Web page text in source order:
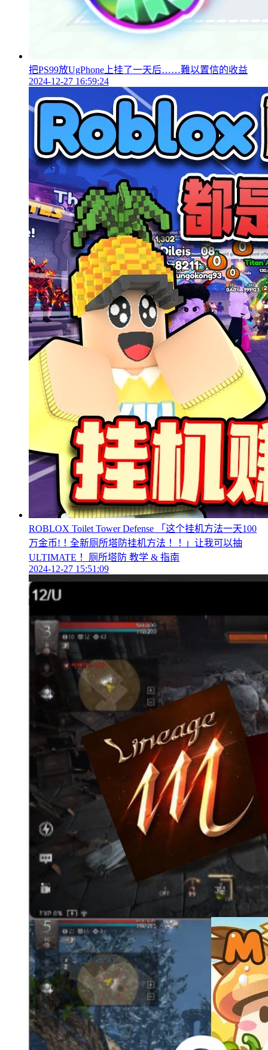
把PS99放UgPhone上挂了一天后……難以置信的收益
2024-12-27 16:59:24
ROBLOX Toilet Tower Defense 「这个挂机方法一天100
万金币!！全新厕所塔防挂机方法！！」让我可以抽
ULTIMATE！ 厕所塔防 教学 & 指南
2024-12-27 15:51:09